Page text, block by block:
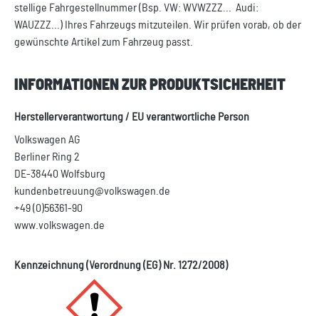
stellige Fahrgestellnummer (Bsp. VW: WVWZZZ... Audi:
WAUZZZ...) Ihres Fahrzeugs mitzuteilen. Wir prüfen vorab, ob der
gewünschte Artikel zum Fahrzeug passt.
INFORMATIONEN ZUR PRODUKTSICHERHEIT
Herstellerverantwortung / EU verantwortliche Person
Volkswagen AG
Berliner Ring 2
DE-38440 Wolfsburg
kundenbetreuung@volkswagen.de
+49 (0)56361-90
www.volkswagen.de
Kennzeichnung (Verordnung (EG) Nr. 1272/2008)